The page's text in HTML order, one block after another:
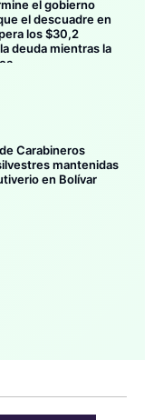
el gobierno
el descuadre en
los $30,2
deuda mientras la
Carabineros
mantenidas
en Bolívar